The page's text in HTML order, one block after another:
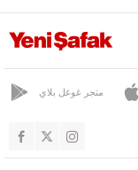
بالان دوكان
باسينلار
بازار أوغلو
شينكايا
تيكمان
متجر غوغل بلاي